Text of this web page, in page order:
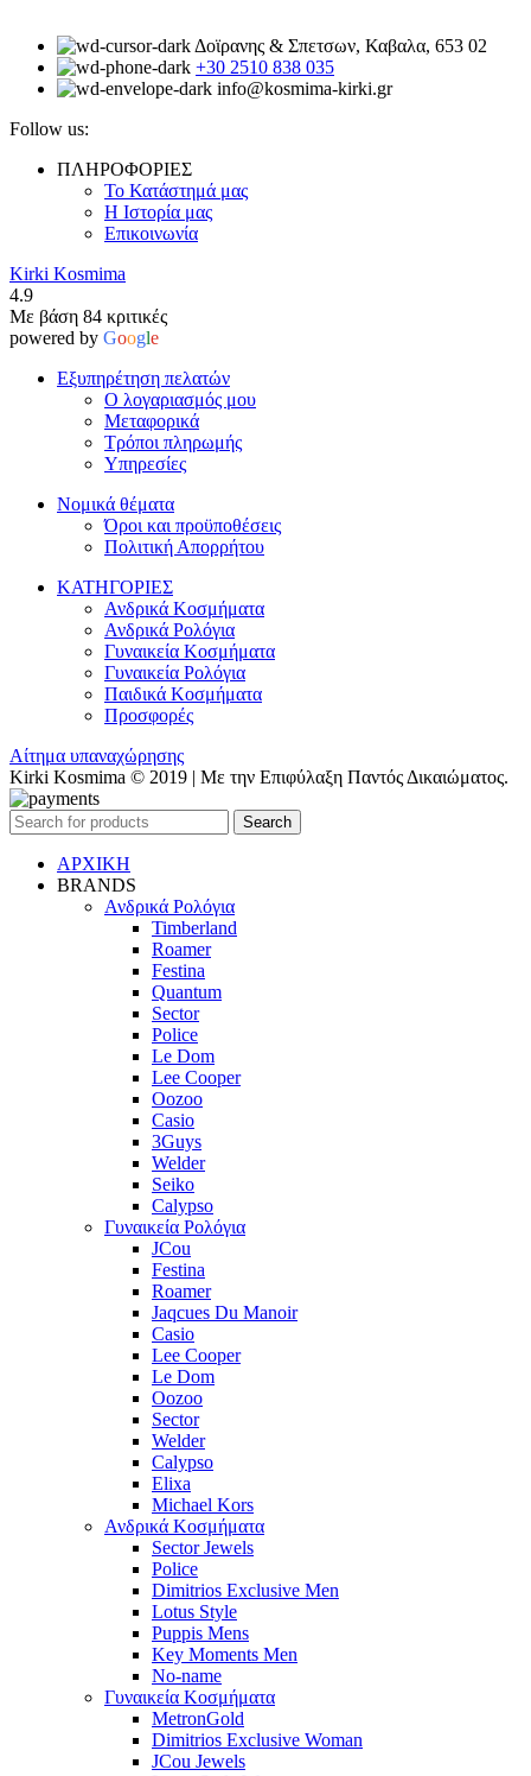
Δοϊρανης & Σπετσων, Καβαλα, 653 02
+30 2510 838 035
info@kosmima-kirki.gr
Follow us:
ΠΛΗΡΟΦΟΡΙΕΣ
Το Κατάστημά μας
Η Ιστορία μας
Επικοινωνία
Kirki Kosmima
4.9
Με βάση 84 κριτικές
powered by Google
Εξυπηρέτηση πελατών
Ο λογαριασμός μου
Μεταφορικά
Τρόποι πληρωμής
Υπηρεσίες
Νομικά θέματα
Όροι και προϋποθέσεις
Πολιτική Απορρήτου
ΚΑΤΗΓΟΡΙΕΣ
Ανδρικά Κοσμήματα
Ανδρικά Ρολόγια
Γυναικεία Κοσμήματα
Γυναικεία Ρολόγια
Παιδικά Κοσμήματα
Προσφορές
Αίτημα υπαναχώρησης
Kirki Kosmima © 2019 | Με την Επιφύλαξη Παντός Δικαιώματος.
Search
ΑΡΧΙΚΗ
BRANDS
Ανδρικά Ρολόγια
Timberland
Roamer
Festina
Quantum
Sector
Police
Le Dom
Lee Cooper
Oozoo
Casio
3Guys
Welder
Seiko
Calypso
Γυναικεία Ρολόγια
JCou
Festina
Roamer
Jaqcues Du Manoir
Casio
Lee Cooper
Le Dom
Oozoo
Sector
Welder
Calypso
Elixa
Michael Kors
Ανδρικά Κοσμήματα
Sector Jewels
Police
Dimitrios Exclusive Men
Lotus Style
Puppis Mens
Key Moments Men
No-name
Γυναικεία Κοσμήματα
MetronGold
Dimitrios Exclusive Woman
JCou Jewels